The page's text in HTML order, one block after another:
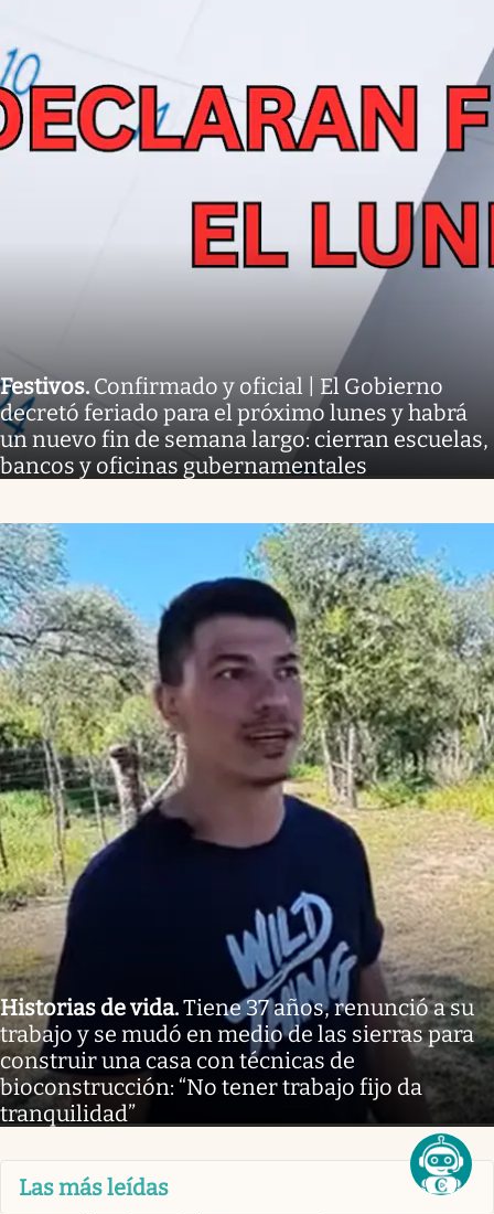
Festivos. Confirmado y oficial | El Gobierno
decretó feriado para el próximo lunes y habrá
un nuevo fin de semana largo: cierran escuelas,
bancos y oficinas gubernamentales
Historias de vida.Tiene 37 años, renunció a su
trabajo y se mudó en medio de las sierras para
construir una casa con técnicas de
bioconstrucción: “No tener trabajo fijo da
tranquilidad”
Las más leídas